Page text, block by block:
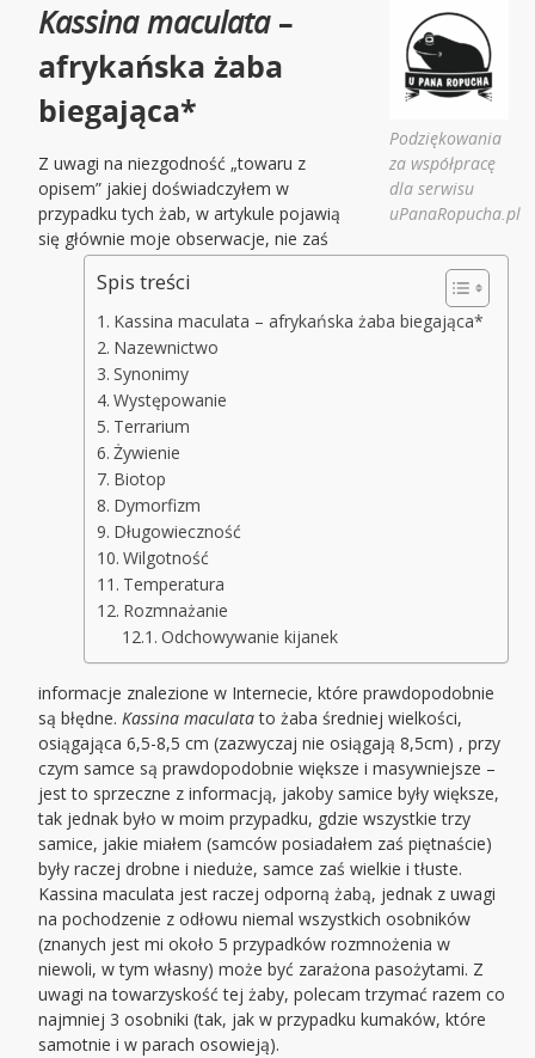
Podziękowania
za współpracę
dla serwisu
uPanaRopucha.pl
Spis treści
Kassina maculata – afrykańska żaba biegająca*
Nazewnictwo
Synonimy
Występowanie
Terrarium
Żywienie
Biotop
Dymorfizm
Długowieczność
Wilgotność
Temperatura
Rozmnażanie
Odchowywanie kijanek
Kassina maculata–
afrykańska żaba
biegająca*
Z uwagi na niezgodność „towaru z
opisem” jakiej doświadczyłem w
przypadku tych żab, w artykule pojawią
się głównie moje obserwacje, nie zaś
informacje znalezione w Internecie, które prawdopodobnie
są błędne.Kassina maculatato żaba średniej wielkości,
osiągająca 6,5-8,5 cm (zazwyczaj nie osiągają 8,5cm) , przy
czym samce są prawdopodobnie większe i masywniejsze –
jest to sprzeczne z informacją, jakoby samice były większe,
tak jednak było w moim przypadku, gdzie wszystkie trzy
samice, jakie miałem (samców posiadałem zaś piętnaście)
były raczej drobne i nieduże, samce zaś wielkie i tłuste.
Kassina maculata jest raczej odporną żabą, jednak z uwagi
na pochodzenie z odłowu niemal wszystkich osobników
(znanych jest mi około 5 przypadków rozmnożenia w
niewoli, w tym własny) może być zarażona pasożytami. Z
uwagi na towarzyskość tej żaby, polecam trzymać razem co
najmniej 3 osobniki (tak, jak w przypadku kumaków, które
samotnie i w parach osowieją).